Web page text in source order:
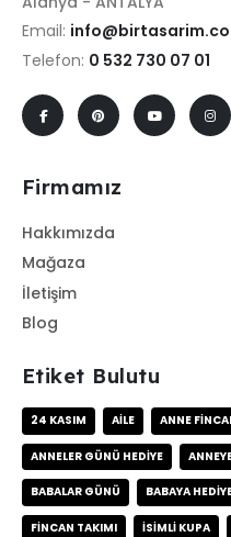
Email:
Telefon: 0 532 730 07 01
Firmamız
Hakkımızda
Mağaza
İletişim
Blog
Etiket Bulutu
24 KASIM AILE ANNE
ANNELER GÜNÜ HEDIYE
BABALAR GÜNÜ BABAYA
FINCAN TAKIMI ISIMLI KUPA